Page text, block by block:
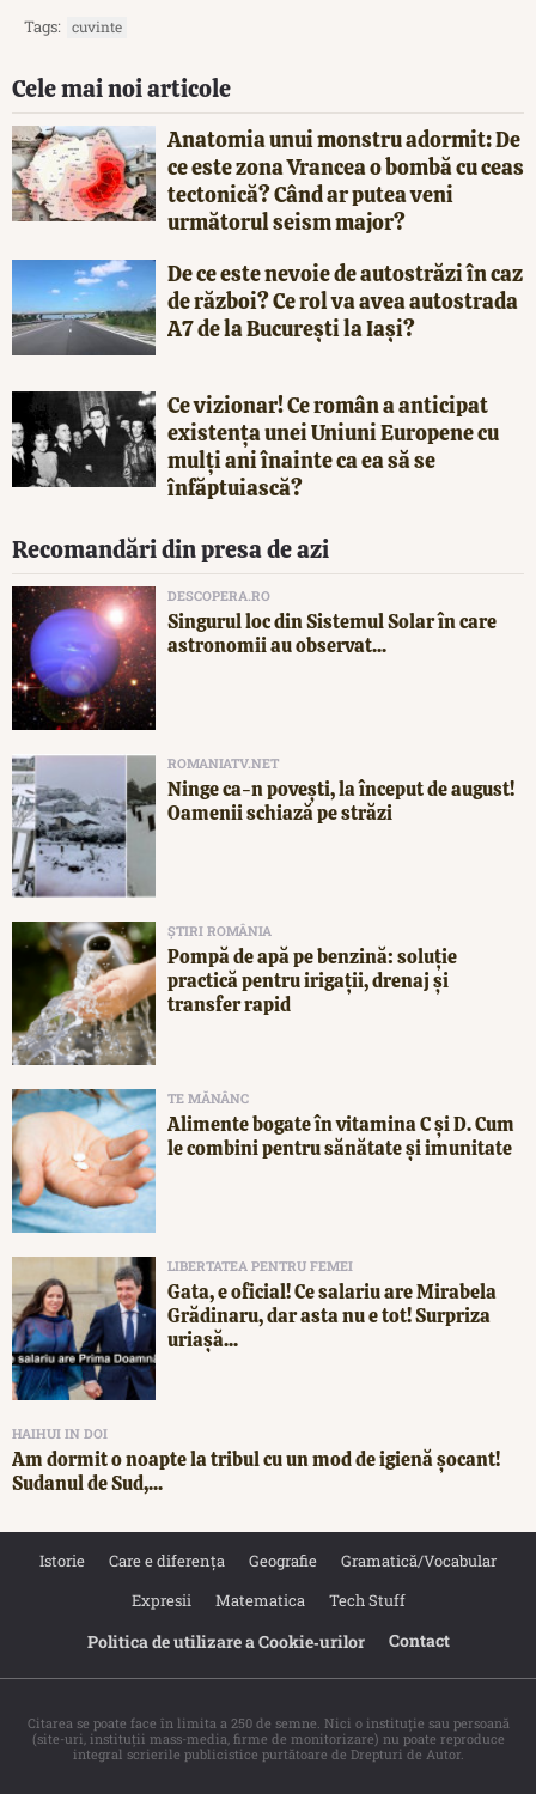
Tags: cuvinte
Cele mai noi articole
Anatomia unui monstru adormit: De
ce este zona Vrancea o bombă cu ceas
tectonică? Când ar putea veni
următorul seism major?
De ce este nevoie de autostrăzi în caz
de război? Ce rol va avea autostrada
A7 de la București la Iași?
Ce vizionar! Ce român a anticipat
existența unei Uniuni Europene cu
mulți ani înainte ca ea să se
înfăptuiască?
Recomandări din presa de azi
DESCOPERA.RO
Singurul loc din Sistemul Solar în care
astronomii au observat...
ROMANIATV.NET
Ninge ca-n povești, la început de august!
Oamenii schiază pe străzi
ȘTIRI ROMÂNIA
Pompă de apă pe benzină: soluție
practică pentru irigații, drenaj și
transfer rapid
TE MĂNÂNC
Alimente bogate în vitamina C și D. Cum
le combini pentru sănătate și imunitate
LIBERTATEA PENTRU FEMEI
Gata, e oficial! Ce salariu are Mirabela
Grădinaru, dar asta nu e tot! Surpriza
uriașă...
HAIHUI IN DOI
Am dormit o noapte la tribul cu un mod de igienă șocant!
Sudanul de Sud,...
Istorie Care e diferența Geografie
Gramatică/Vocabular
Expresii
Matematica Tech Stuff
Politica de utilizare a Cookie‐urilor Contact
Citarea se poate face în limita a 250 de semne. Nici o instituţie sau persoană
(site-uri, instituţii mass-media, firme de monitorizare) nu poate reproduce
integral scrierile publicistice purtătoare de Drepturi de Autor.